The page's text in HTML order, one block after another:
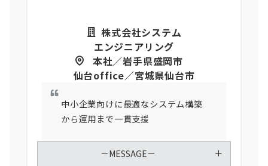
株式会社システム
エンジニアリング
本社／岩手県盛岡市
仙台office／宮城県仙台市
中小企業向けに最適なシステム構築
から運用まで一貫支援
－MESSAGE－